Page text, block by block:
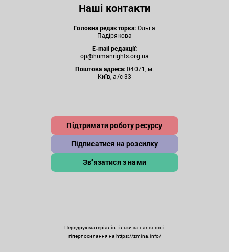
Наші контакти
Головна редакторка:Ольга
Падірякова
E-mail редакції:
op@humanrights.org.ua
Поштова адреса:04071, м.
Київ, а/с 33
Підтримати роботу ресурсу
Підписатися на розсилку
Зв’язатися з нами
Передрук матеріалів тільки за наявності
гіперпосилання на https://zmina.info/